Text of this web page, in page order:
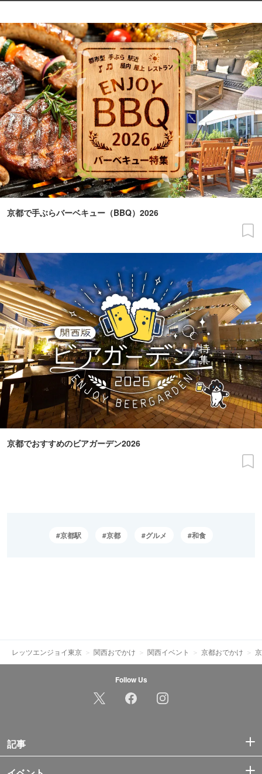
京都で手ぶらバーベキュー（BBQ）2026
京都でおすすめのビアガーデン2026
京都駅 京都 グルメ 和食
レッツエンジョイ東京 関西おでかけ 関西イベント 京都おでかけ
Follow Us
記事